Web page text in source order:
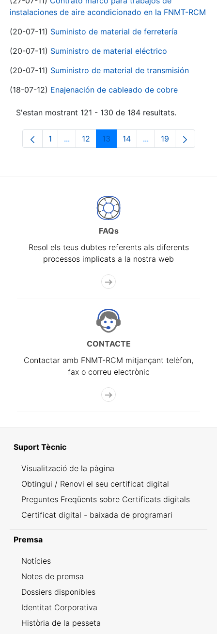
instalaciones de aire acondicionado en la FNMT-RCM
(20-07-11) Suministo de material de ferretería
(20-07-11) Suministro de material eléctrico
(20-07-11) Suministro de material de transmisión
(18-07-12) Enajenación de cableado de cobre
S'estan mostrant 121 - 130 de 184 resultats.
Pàgina
1 ...Pàgines intermèdies Utilitzeu TAB per
Pàgina
12 Pàgina
13 Pàgina
14 ...PàginesPàgina
19
FAQs
Resol els teus dubtes referents als diferents
processos implicats a la nostra web
CONTACTE
Contactar amb FNMT-RCM mitjançant telèfon,
fax o correu electrònic
Suport Tècnic
Visualització de la pàgina
Obtingui / Renovi el seu certificat digital
Preguntes Freqüents sobre Certificats digitals
Certificat digital - baixada de programari
Premsa
Notícies
Notes de premsa
Dossiers disponibles
Identitat Corporativa
Història de la pesseta